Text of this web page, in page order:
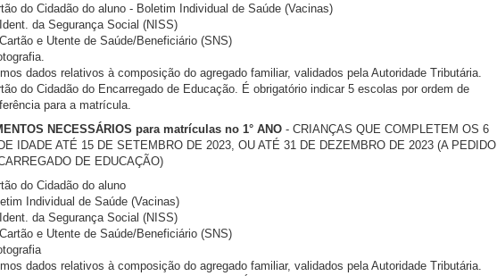
do Cidadão do aluno - Boletim Individual de Saúde (Vacinas)
da Segurança Social (NISS)
e Utente de Saúde/Beneficiário (SNS)
dados relativos à composição do agregado familiar, validados pela Autoridade Tributária.
do Cidadão do Encarregado de Educação. É obrigatório indicar 5 escolas por ordem de
para a matrícula.
NECESSÁRIOS para matrículas no 1° ANO- CRIANÇAS QUE COMPLETEM OS 6
IDADE ATÉ 15 DE SETEMBRO DE 2023, OU ATÉ 31 DE DEZEMBRO DE 2023 (A PEDIDO
DE EDUCAÇÃO)
do Cidadão do aluno
Individual de Saúde (Vacinas)
da Segurança Social (NISS)
e Utente de Saúde/Beneficiário (SNS)
dados relativos à composição do agregado familiar, validados pela Autoridade Tributária.